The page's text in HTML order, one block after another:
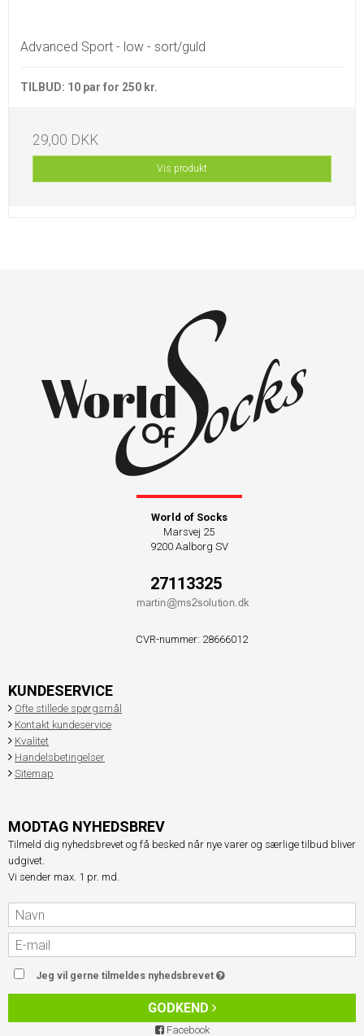
Advanced Sport - low - sort/guld
TILBUD: 10 par for 250 kr.
29,00 DKK
Vis produkt
World of Socks
Marsvej 25
9200 Aalborg SV
27113325
CVR-nummer: 28666012
KUNDESERVICE
Ofte stillede spørgsmål
Kontakt kundeservice
Kvalitet
Handelsbetingelser
Sitemap
MODTAG NYHEDSBREV
Tilmeld dig nyhedsbrevet og få besked når nye varer og særlige tilbud bliver
udgivet.
Vi sender max. 1 pr. md.
Jeg vil gerne tilmeldes nyhedsbrevet
GODKEND
Facebook